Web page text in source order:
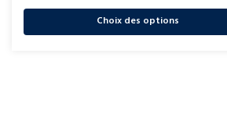
Choix des options